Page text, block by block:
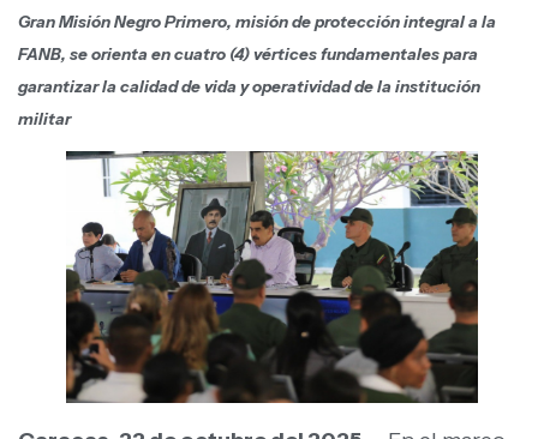
Gran Misión Negro Primero, misión de protección integral a la
FANB, se orienta en cuatro (4) vértices fundamentales para
garantizar la calidad de vida y operatividad de la institución
militar